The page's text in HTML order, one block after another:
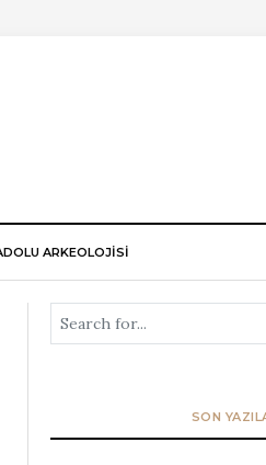
ARKEOLOJİSİ
SON